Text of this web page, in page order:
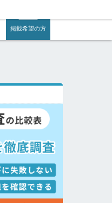
掲載希望の方